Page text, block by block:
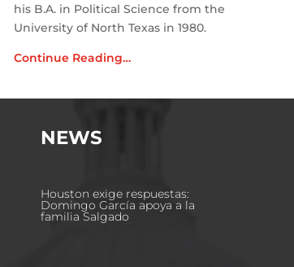
his B.A. in Political Science from the
University of North Texas in 1980.
Continue Reading…
NEWS
Houston exige respuestas:
Domingo García apoya a la
familia Salgado